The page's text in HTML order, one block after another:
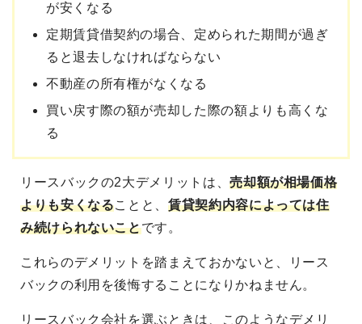
が安くなる
定期賃貸借契約の場合、定められた期間が過ぎ
ると退去しなければならない
不動産の所有権がなくなる
買い戻す際の額が売却した際の額よりも高くな
る
リースバックの2大デメリットは、売却額が相場価格
よりも安くなることと、賃貸契約内容によっては住
み続けられないことです。
これらのデメリットを踏まえておかないと、リース
バックの利用を後悔することになりかねません。
リースバック会社を選ぶときは、このようなデメリ